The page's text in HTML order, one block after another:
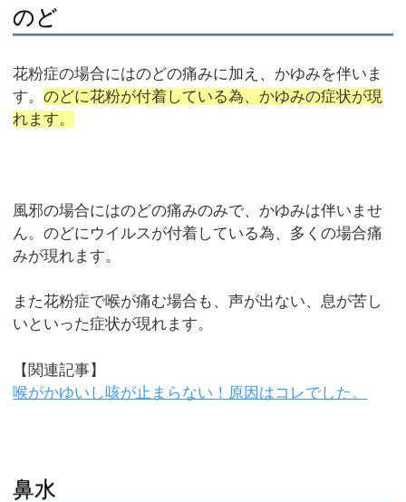
のど
花粉症の場合にはのどの痛みに加え、かゆみを伴いま
す。のどに花粉が付着している為、かゆみの症状が現
れます。
風邪の場合にはのどの痛みのみで、かゆみは伴いませ
ん。のどにウイルスが付着している為、多くの場合痛
みが現れます。
また花粉症で喉が痛む場合も、声が出ない、息が苦し
いといった症状が現れます。
【関連記事】
喉がかゆいし咳が止まらない！原因はコレでした。
鼻水